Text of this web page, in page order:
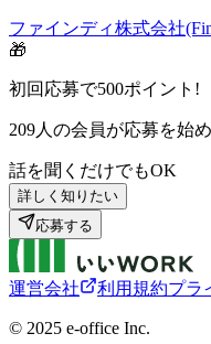
ファインディ株式会社
🎁
初回応募で500ポイント!
209人の会員が応募を始
話を聞くだけでもOK
詳しく知りたい
応募する
運営会社 利用規約プラ
©︎ 2025 e-office Inc.